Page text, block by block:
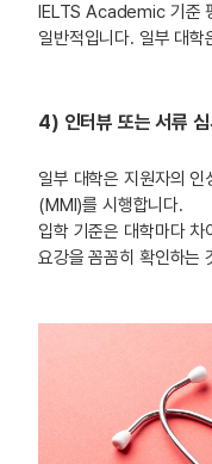
IELTS Academic 기준
일반적입니다. 일부 대
4) 인터뷰 또는 서류
일부 대학은 지원자의
(MMI)를 시행합니다.
입학 기준은 대학마다
요강을 꼼꼼히 확인하는